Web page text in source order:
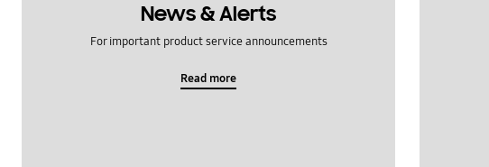
News & Alerts
For important product service announcements
Read more